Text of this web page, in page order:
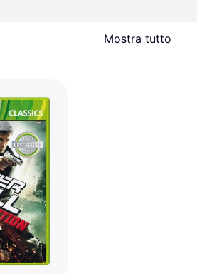
Mostra tutto